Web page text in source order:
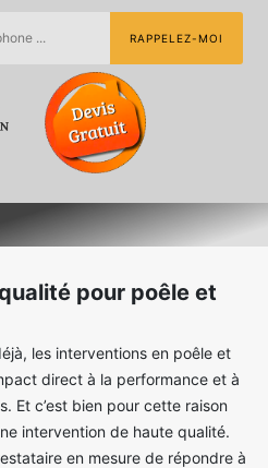
pour poêle et
les interventions en poêle et
direct à la performance et à
Et c’est bien pour cette raison
intervention de haute qualité.
en mesure de répondre à